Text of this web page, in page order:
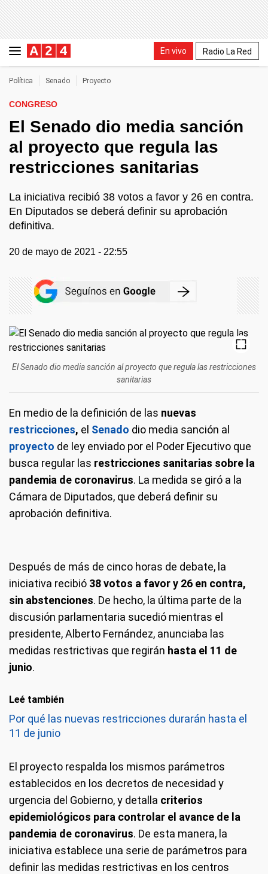
En vivo Radio La Red
Política Senado Proyecto
CONGRESO
El Senado dio media sanción
al proyecto que regula las
restricciones sanitarias
La iniciativa recibió 38 votos a favor y 26 en contra.
En Diputados se deberá definir su aprobación
definitiva.
20 de mayo de 2021 - 22:55
El Senado dio media sanción al proyecto que regula las restricciones
sanitarias
En medio de la definición de las nuevas
restricciones, el Senado dio media sanción al
proyecto de ley enviado por el Poder Ejecutivo que
busca regular las restricciones sanitarias sobre la
pandemia de coronavirus. La medida se giró a la
Cámara de Diputados, que deberá definir su
aprobación definitiva.
Después de más de cinco horas de debate, la
iniciativa recibió 38 votos a favor y 26 en contra,
sin abstenciones. De hecho, la última parte de la
discusión parlamentaria sucedió mientras el
presidente, Alberto Fernández, anunciaba las
medidas restrictivas que regirán hasta el 11 de
junio.
Leé también
Por qué las nuevas restricciones durarán hasta el
11 de junio
El proyecto respalda los mismos parámetros
establecidos en los decretos de necesidad y
urgencia del Gobierno, y detalla criterios
epidemiológicos para controlar el avance de la
pandemia de coronavirus. De esta manera, la
iniciativa establece una serie de parámetros para
definir las medidas restrictivas en los centros